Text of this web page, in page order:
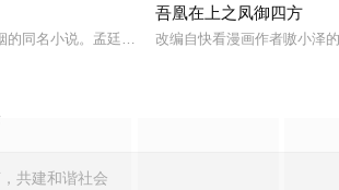
的同名小说。孟廷辉，大平王朝有史以来个以女子
吾凰在上之凤御四方
改编自快看漫画作者嗷小泽